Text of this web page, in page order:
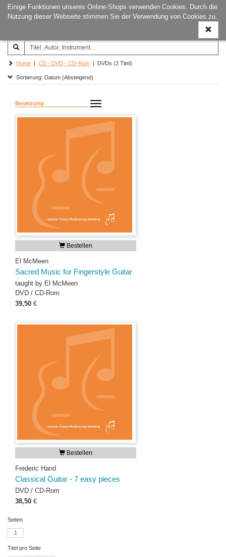
Einige Funktionen unseres Online-Shops verwenden Cookies. Durch die
Nutzung dieser Webseite stimmen Sie der Verwendung von Cookies zu.
ein-/
Joachim‐Trekel‐Musikverlag,
Hamburg
Home | CD - DVD - CD-Rom | DVDs (2 Titel)
Sortierung: Datum (Absteigend)
Besetzung
Bestellen
El McMeen
Sacred Music for Fingerstyle Guitar
taught by El McMeen
DVD / CD-Rom
39,50 €
Bestellen
Frederic Hand
Classical Guitar - 7 easy pieces
DVD / CD-Rom
38,50 €
Seiten
1
Titel pro Seite